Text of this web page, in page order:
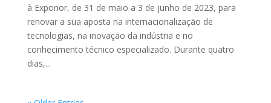
à Exponor, de 31 de maio a 3 de junho de 2023, para
renovar a sua aposta na internacionalização de
tecnologias, na inovação da indústria e no
conhecimento técnico especializado. Durante quatro
dias,...